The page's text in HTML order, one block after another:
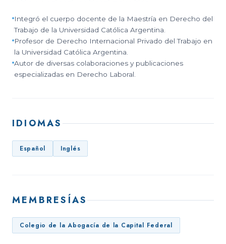
Integró el cuerpo docente de la Maestría en Derecho del
Trabajo de la Universidad Católica Argentina.
Profesor de Derecho Internacional Privado del Trabajo en
la Universidad Católica Argentina.
Autor de diversas colaboraciones y publicaciones
especializadas en Derecho Laboral.
IDIOMAS
Español Inglés
MEMBRESÍAS
Colegio de la Abogacía de la Capital Federal